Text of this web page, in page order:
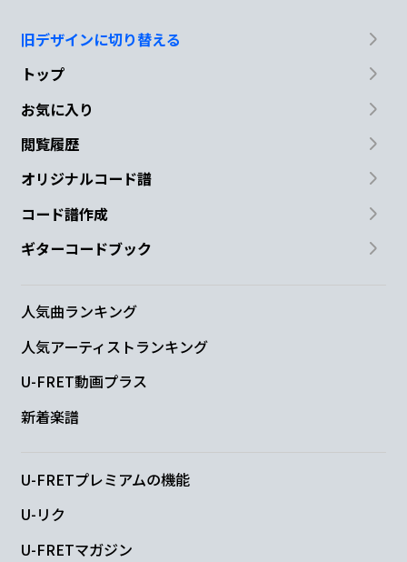
旧デザインに切り替える
トップ
お気に入り
閲覧履歴
オリジナルコード譜
コード譜作成
ギターコードブック
人気曲ランキング
人気アーティストランキング
U-FRET動画プラス
新着楽譜
U-FRETプレミアムの機能
U-リク
U-FRETマガジン